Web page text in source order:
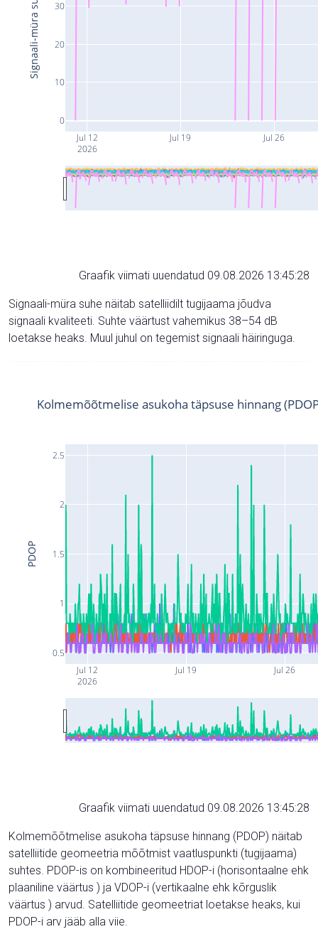
Jul 12
2026
Jul 19 Jul 26
0
10
20
30
Graafik viimati uuendatud 09.08.2026 13:45:28
Signaali-müra suhe näitab satelliidilt tugijaama jõudva
signaali kvaliteeti. Suhte väärtust vahemikus 38–54 dB
loetakse heaks. Muul juhul on tegemist signaali häiringuga.
Jul 12
2026
Jul 19 Jul 26
0.5
1
1.5
2
2.5
Kolmemõõtmelise asukoha täpsuse hinnang
PDOP
Graafik viimati uuendatud 09.08.2026 13:45:28
Kolmemõõtmelise asukoha täpsuse hinnang (PDOP) näitab
satelliitide geomeetria mõõtmist vaatluspunkti (tugijaama)
suhtes. PDOP-is on kombineeritud HDOP-i (horisontaalne ehk
plaaniline väärtus ) ja VDOP-i (vertikaalne ehk kõrguslik
väärtus ) arvud. Satelliitide geomeetriat loetakse heaks, kui
PDOP-i arv jääb alla viie.